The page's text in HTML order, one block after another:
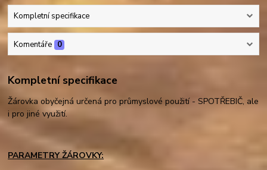
Kompletní specifikace
Komentáře 0
Kompletní specifikace
Žárovka obyčejná určená pro průmyslové použití - SPOTŘEBIČ, ale
i pro jiné využití.
PARAMETRY ŽÁROVKY: